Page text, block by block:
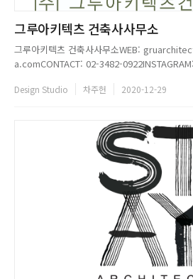
그루아키텍츠 건축사사무소
그루아키텍츠 건축사사무소WEB:
a.comCONTACT: 02-3482-
기본에 바탕을 두고 이들만의 디자인을 펼쳐나
Design Studio 차주헌 2020-12-29